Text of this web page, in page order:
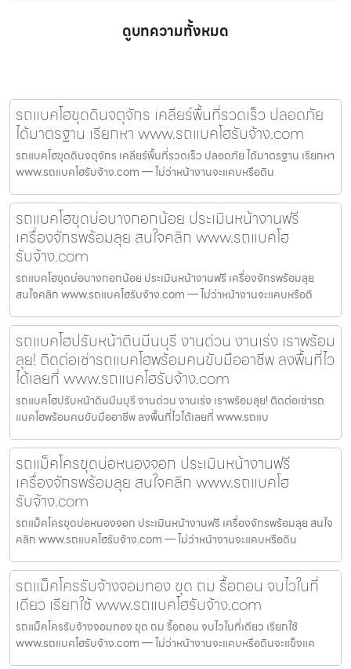
ดูบทความทั้งหมด
รถแบคโฮขุดดินจตุจักร เคลียร์พื้นที่รวดเร็ว ปลอดภัย
ได้มาตรฐาน เรียกหา www.รถแบคโฮรับจ้าง.com
รถแบคโฮขุดดินจตุจักร เคลียร์พื้นที่รวดเร็ว ปลอดภัย ได้มาตรฐาน เรียกหา
www.รถแบคโฮรับจ้าง.com — ไม่ว่าหน้างานจะแคบหรือดิน
รถแบคโฮขุดบ่อบางกอกน้อย ประเมินหน้างานฟรี
เครื่องจักรพร้อมลุย สนใจคลิก www.รถแบคโฮ
รับจ้าง.com
รถแบคโฮขุดบ่อบางกอกน้อย ประเมินหน้างานฟรี เครื่องจักรพร้อมลุย
สนใจคลิก www.รถแบคโฮรับจ้าง.com — ไม่ว่าหน้างานจะแคบหรือดิ
รถแบคโฮปรับหน้าดินมีนบุรี งานด่วน งานเร่ง เราพร้อม
ลุย! ติดต่อเช่ารถแบคโฮพร้อมคนขับมืออาชีพ ลงพื้นที่ไว
ได้เลยที่ www.รถแบคโฮรับจ้าง.com
รถแบคโฮปรับหน้าดินมีนบุรี งานด่วน งานเร่ง เราพร้อมลุย! ติดต่อเช่ารถ
แบคโฮพร้อมคนขับมืออาชีพ ลงพื้นที่ไวได้เลยที่ www.รถแบ
รถแม็คโครขุดบ่อหนองจอก ประเมินหน้างานฟรี
เครื่องจักรพร้อมลุย สนใจคลิก www.รถแบคโฮ
รับจ้าง.com
รถแม็คโครขุดบ่อหนองจอก ประเมินหน้างานฟรี เครื่องจักรพร้อมลุย สนใจ
คลิก www.รถแบคโฮรับจ้าง.com — ไม่ว่าหน้างานจะแคบหรือดิน
รถแม็คโครรับจ้างจอมทอง ขุด ถม รื้อถอน จบไวในที่
เดียว เรียกใช้ www.รถแบคโฮรับจ้าง.com
รถแม็คโครรับจ้างจอมทอง ขุด ถม รื้อถอน จบไวในที่เดียว เรียกใช้
www.รถแบคโฮรับจ้าง.com — ไม่ว่าหน้างานจะแคบหรือดินจะแข็งแค